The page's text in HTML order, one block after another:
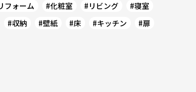
フォーム
#化粧室 #リビング
#寝室
#収納 #壁紙 #床 #キッチン #扉